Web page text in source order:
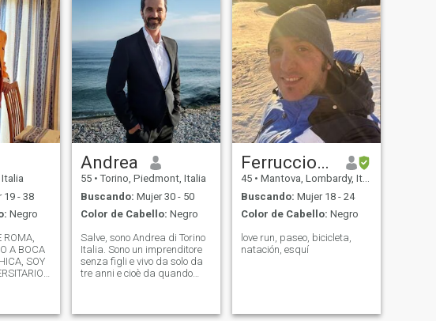
19 - 38
Negro
ROMA,
A BOCA
SOY
Andrea
55 • Torino, Piedmont, Italia
Buscando: Mujer 30 - 50
Color de Cabello: Negro
Salve, sono Andrea di Torino
Italia. Sono un imprenditore
senza figli e vivo da solo da
tre anni e cioè da quando
Ferruccio_Viotti
45 • Mantova, Lombardy, Italia
Buscando: Mujer 18 - 24
Color de Cabello: Negro
love run, paseo, bicicleta,
natación, esquí